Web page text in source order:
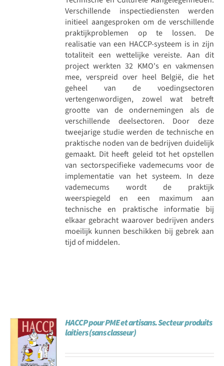
Verschillende inspectiediensten werden
initieel aangesproken om de verschillende
praktijkproblemen op te lossen. De
realisatie van een HACCP-systeem is in zijn
totaliteit een wettelijke vereiste. Aan dit
project werkten 32 KMO's en vakmensen
mee, verspreid over heel België, die het
geheel van de voedingsectoren
vertengenwordigen, zowel wat betreft
grootte van de ondernemingen als de
verschillende deelsectoren. Door deze
tweejarige studie werden de technische en
praktische noden van de bedrijven duidelijk
gemaakt. Dit heeft geleid tot het opstellen
van sectorspecifieke vademecums voor de
implementatie van het systeem. In deze
vademecums wordt de praktijk
weerspiegeld en een maximum aan
technische en praktische informatie bij
elkaar gebracht waarover bedrijven anders
moeilijk kunnen beschikken bij gebrek aan
tijd of middelen.
HACCP pour PME et artisans. Secteur produits
laitiers (sans classeur)